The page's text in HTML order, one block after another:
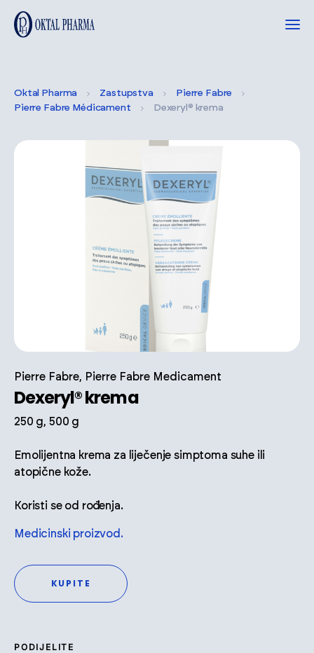
Oktal Pharma Zastupstva
Pierre Fabre
Pierre Fabre Médicament
Dexeryl® krema
Pierre Fabre, Pierre Fabre Medicament
Dexeryl® krema
250 g, 500 g
Emolijentna krema za liječenje simptoma suhe ili
atopične kože.
Koristi se od rođenja.
Medicinski proizvod.
KUPITE
PODIJELITE